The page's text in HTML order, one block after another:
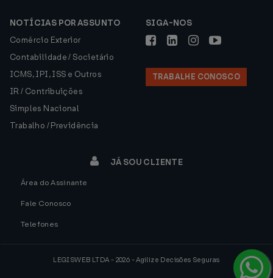
NOTÍCIAS POR ASSUNTO
Comércio Exterior
Contabilidade / Societário
ICMS, IPI, ISS e Outros
IR / Contribuições
Simples Nacional
Trabalho / Previdência
SIGA-NOS
TRABALHE CONOSCO
JÁ SOU CLIENTE
Área do Assinante
Fale Conosco
Telefones
LEGISWEB LTDA - 2026 - Agilize Decisões Seguras